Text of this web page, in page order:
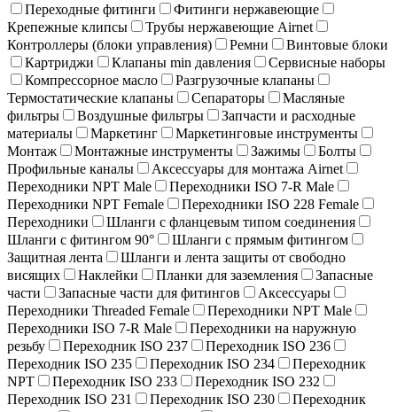
Переходные фитинги
Фитинги нержавеющие
Крепежные клипсы
Трубы нержавеющие Airnet
Контроллеры (блоки управления)
Ремни
Винтовые блоки
Картриджи
Клапаны min давления
Сервисные наборы
Компрессорное масло
Разгрузочные клапаны
Термостатические клапаны
Сепараторы
Масляные
фильтры
Воздушные фильтры
Запчасти и расходные
материалы
Маркетинг
Маркетинговые инструменты
Монтаж
Монтажные инструменты Зажимы
Болты
Профильные каналы
Аксессуары для монтажа Airnet
Переходники NPT Male
Переходники ISO 7-R Male
Переходники NPT Female
Переходники ISO 228 Female
Переходники
Шланги с фланцевым типом соединения
Шланги с фитингом 90°
Шланги с прямым фитингом
Защитная лента
Шланги и лента защиты от свободно
висящих
Наклейки Планки для заземления
Запасные
части
Запасные части для фитингов
Аксессуары
Переходники Threaded Female
Переходники NPT Male
Переходники ISO 7-R Male
Переходники на наружную
резьбу
Переходник ISO 237
Переходник ISO 236
Переходник ISO 235
Переходник ISO 234
Переходник
NPT
Переходник ISO 233
Переходник ISO 232
Переходник ISO 231
Переходник ISO 230
Переходник